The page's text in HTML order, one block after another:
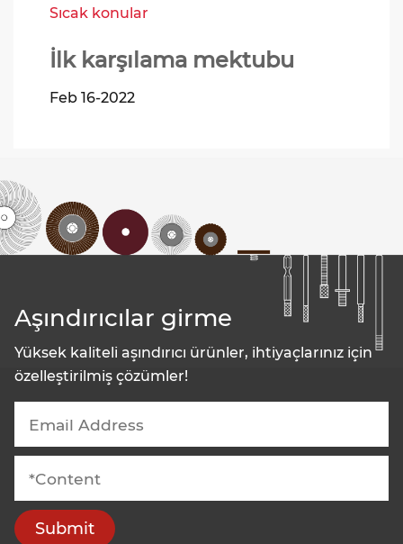
Sıcak konular
İlk karşılama mektubu
Feb 16-2022
Aşındırıcılar girme
Yüksek kaliteli aşındırıcı ürünler, ihtiyaçlarınız için
özelleştirilmiş çözümler!
Submit